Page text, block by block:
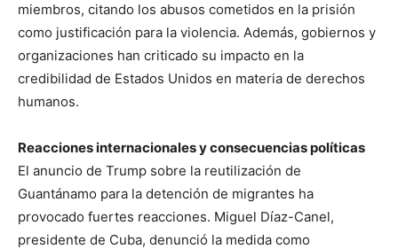
miembros, citando los abusos cometidos en la prisión
como justificación para la violencia. Además, gobiernos y
organizaciones han criticado su impacto en la
credibilidad de Estados Unidos en materia de derechos
humanos.
Reacciones internacionales y consecuencias políticas
El anuncio de Trump sobre la reutilización de
Guantánamo para la detención de migrantes ha
provocado fuertes reacciones. Miguel Díaz-Canel,
presidente de Cuba, denunció la medida como